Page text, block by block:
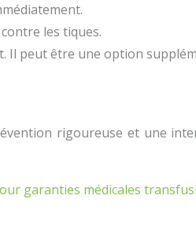
les tiques.
Il peut être une option
rigoureuse et une
garanties médicales